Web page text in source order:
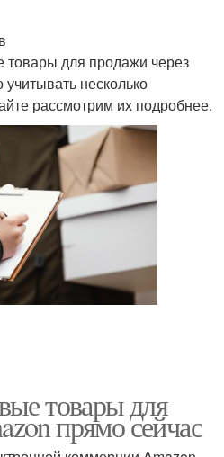
для продажи через
несколько
рассмотрим их подробнее.
товары для
прямо сейчас